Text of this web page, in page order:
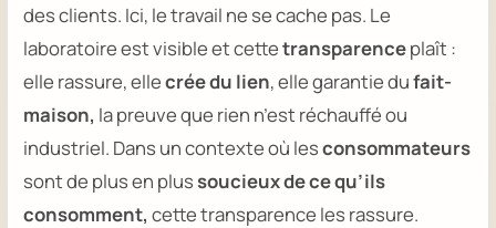
des clients. Ici, le travail ne se cache pas. Le
laboratoire est visible et cettetransparenceplaît :
elle rassure, ellecrée du lien, elle garantie dufait-
maison, la preuve que rien n’est réchauffé ou
industriel. Dans un contexte où lesconsommateurs
sont de plus en plussoucieux de ce qu’ils
consomment, cette transparence les rassure.